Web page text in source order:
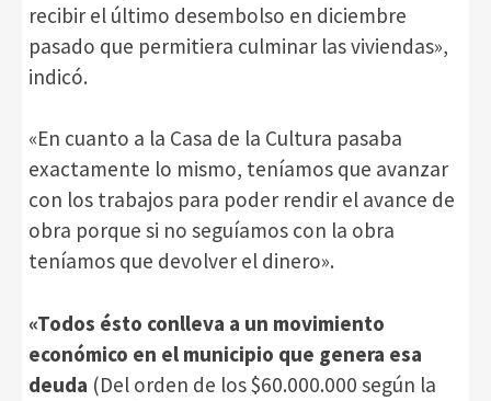
recibir el último desembolso en diciembre
pasado que permitiera culminar las viviendas»,
indicó.
«En cuanto a la Casa de la Cultura pasaba
exactamente lo mismo, teníamos que avanzar
con los trabajos para poder rendir el avance de
obra porque si no seguíamos con la obra
teníamos que devolver el dinero».
«Todos ésto conlleva a un movimiento
económico en el municipio que genera esa
deuda (Del orden de los $60.000.000 según la